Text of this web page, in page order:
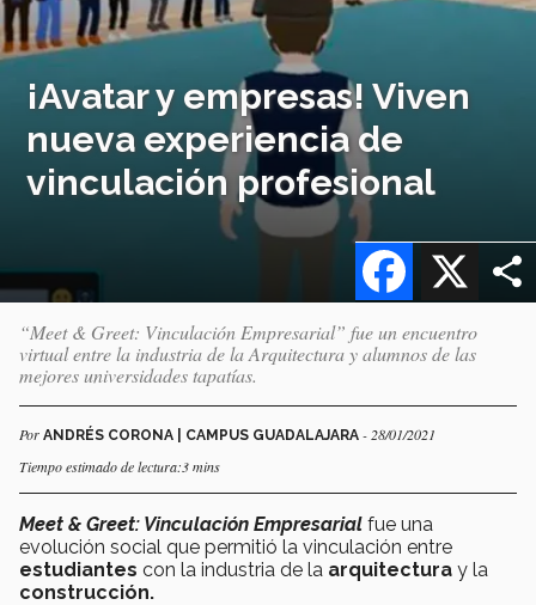
¡Avatar y empresas! Viven
nueva experiencia de
vinculación profesional
X
Facebook
“Meet & Greet: Vinculación Empresarial” fue un encuentro
virtual entre la industria de la Arquitectura y alumnos de las
mejores universidades tapatías.
Por ANDRÉS CORONA | CAMPUS GUADALAJARA - 28/01/2021
Tiempo estimado de lectura:3 mins
Meet & Greet: Vinculación Empresarial fue una
evolución social que permitió la vinculación entre
estudiantes con la industria de la arquitectura y la
construcción.